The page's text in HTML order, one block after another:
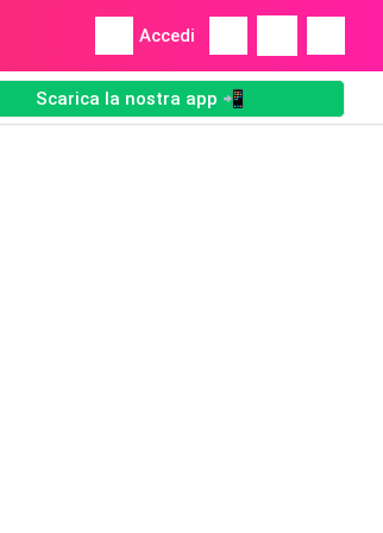
Accedi
Scarica la nostra app 📲